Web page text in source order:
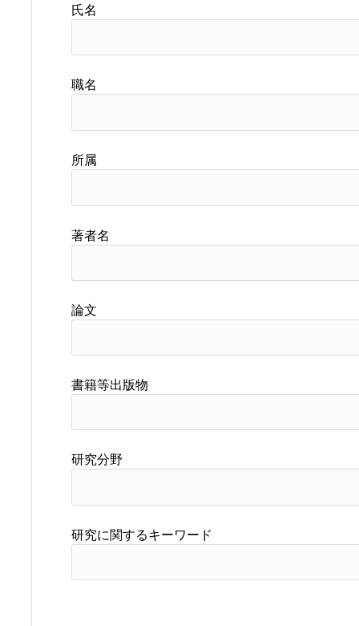
氏名
職名
所属
著者名
論文
書籍等出版物
研究分野
研究に関するキーワード